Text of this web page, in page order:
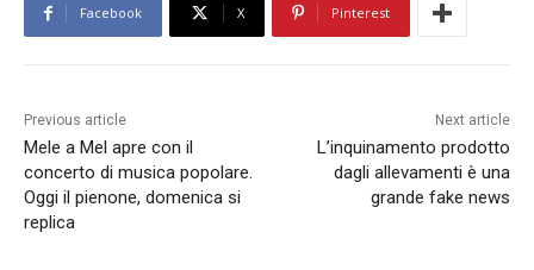
Facebook X Pinterest
Previous article
Mele a Mel apre con il
concerto di musica popolare.
Oggi il pienone, domenica si
replica
Next article
L’inquinamento prodotto
dagli allevamenti è una
grande fake news